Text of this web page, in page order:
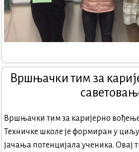
Вршњачки тим за
Вршњачки тим за каријерно
Техничке школе је формиран у
јачања потенцијала ученика. Овај